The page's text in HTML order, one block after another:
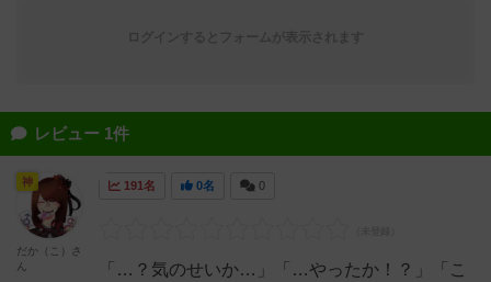
レビュー 1件
191名 0名 0
「…？気のせいか…」「…やったか！？」「こ
神
だか（こ）さ
ん